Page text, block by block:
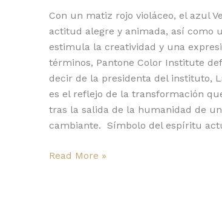
Con un matiz rojo violáceo, el azul
actitud alegre y animada, así como
estimula la creatividad y una
términos, Pantone Color Institute
decir de la presidenta del instituto,
es el reflejo de la transformación
tras la salida de la humanidad de
cambiante. Símbolo del espíritu
según
Pantone
Read More »